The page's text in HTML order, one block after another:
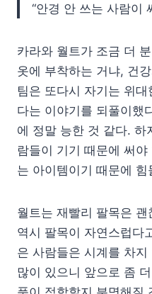
“안경 안 쓰는 사람이
카라와 월트가 조금 더
옷에 부착하는 거냐, 건
팀은 또다시 자기는 위
다는 이야기를 되풀이했
에 정말 능한 것 같다. 하
람들이 기기 때문에 써
는 아이템이기 때문에
월트는 재빨리 팔목은
역시 팔목이 자연스럽다
은 사람들은 시계를 차
많이 있으니 앞으로 좀